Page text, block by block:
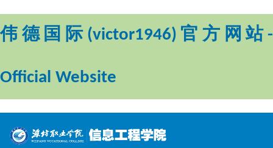
伟德国际(victor1946)官方网站-
Official Website